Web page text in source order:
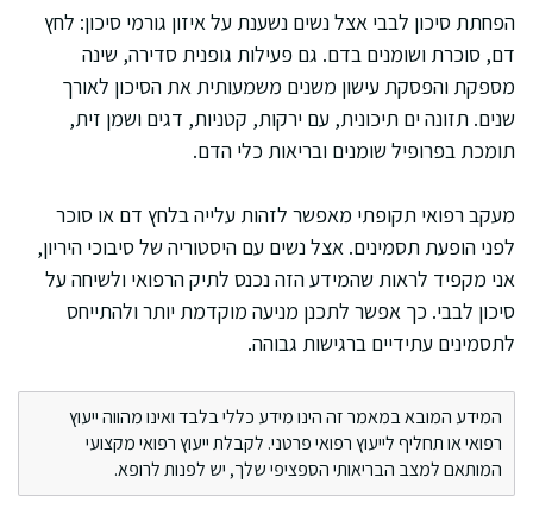
הפחתת סיכון לבבי אצל נשים נשענת על איזון גורמי סיכון: לחץ
דם, סוכרת ושומנים בדם. גם פעילות גופנית סדירה, שינה
מספקת והפסקת עישון משנים משמעותית את הסיכון לאורך
שנים. תזונה ים תיכונית, עם ירקות, קטניות, דגים ושמן זית,
תומכת בפרופיל שומנים ובריאות כלי הדם.
מעקב רפואי תקופתי מאפשר לזהות עלייה בלחץ דם או סוכר
לפני הופעת תסמינים. אצל נשים עם היסטוריה של סיבוכי היריון,
אני מקפיד לראות שהמידע הזה נכנס לתיק הרפואי ולשיחה על
סיכון לבבי. כך אפשר לתכנן מניעה מוקדמת יותר ולהתייחס
לתסמינים עתידיים ברגישות גבוהה.
המידע המובא במאמר זה הינו מידע כללי בלבד ואינו מהווה ייעוץ
רפואי או תחליף לייעוץ רפואי פרטני. לקבלת ייעוץ רפואי מקצועי
המותאם למצב הבריאותי הספציפי שלך, יש לפנות לרופא.